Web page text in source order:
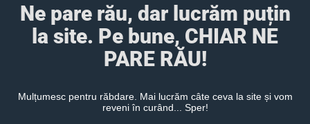
Ne pare rău, dar lucrăm puțin
la site. Pe bune, CHIAR NE
PARE RĂU!
Mulțumesc pentru răbdare. Mai lucrăm câte ceva la site și vom
reveni în curând... Sper!